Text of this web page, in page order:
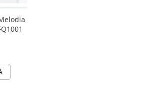
cod QR RFQ1001